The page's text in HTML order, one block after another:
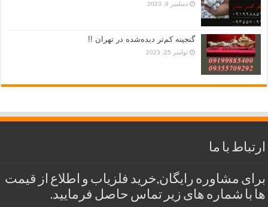
دسامبر 9, 2023
گنجینه کم‌تر دیده‌شده در تهران !!
نوامبر 25, 2023
ارتباط با ما
برای مشاوره رایگان,خرید فلزیاب و اطلاع از قیمت
ها با شماره های زیر تماس حاصل فرمایید.